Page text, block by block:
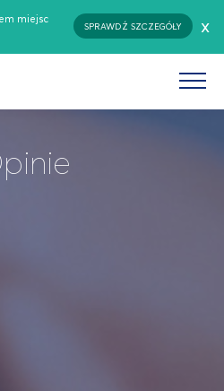
miejsc
SPRAWDŹ SZCZEGÓŁY x